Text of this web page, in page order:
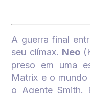
A guerra final
seu clímax. Neo
preso em uma
Matrix e o
o Agente Smith.